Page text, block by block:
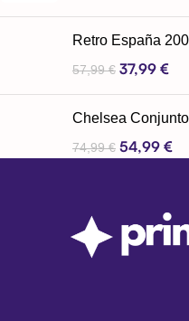
Retro España
57,99€ 37,99 €
Chelsea
74,99€ 54,99 €